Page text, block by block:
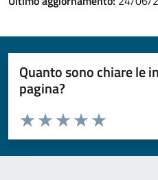
Quanto sono chiare le
pagina?
Valuta da 1 a 5 stelle la pagina
Valuta 5
Valuta 4 stelle su
Valuta 3 stelle su 5
Valuta 2 stelle su 5
Valuta 1 stelle su 5